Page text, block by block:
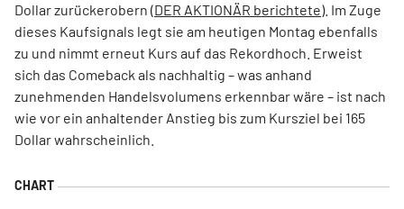
Dollar zurückerobern (DER AKTIONÄR berichtete). Im Zuge
dieses Kaufsignals legt sie am heutigen Montag ebenfalls
zu und nimmt erneut Kurs auf das Rekordhoch. Erweist
sich das Comeback als nachhaltig – was anhand
zunehmenden Handelsvolumens erkennbar wäre – ist nach
wie vor ein anhaltender Anstieg bis zum Kursziel bei 165
Dollar wahrscheinlich.